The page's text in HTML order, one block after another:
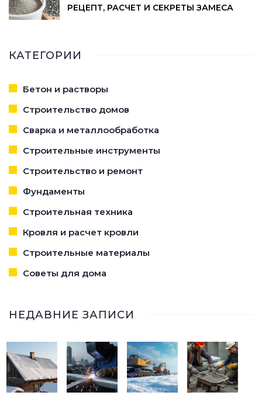
РЕЦЕПТ, РАСЧЕТ И СЕКРЕТЫ ЗАМЕСА
КАТЕГОРИИ
Бетон и растворы
Строительство домов
Сварка и металлообработка
Строительные инструменты
Строительство и ремонт
Фундаменты
Строительная техника
Кровля и расчет кровли
Строительные материалы
Советы для дома
НЕДАВНИЕ ЗАПИСИ